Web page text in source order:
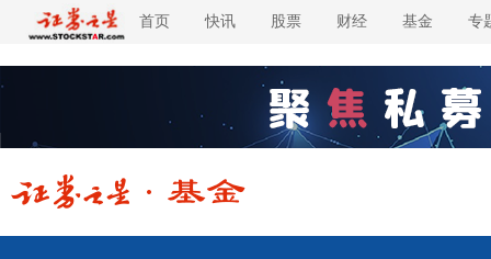
首页 快讯 股票 财经 基金 专